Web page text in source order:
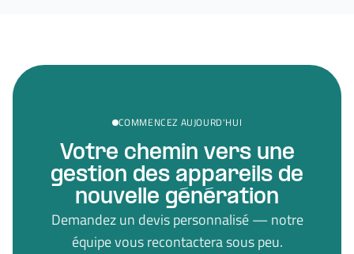
COMMENCEZ AUJOURD'HUI
Votre chemin vers une
gestion des appareils de
nouvelle génération
Demandez un devis personnalisé — notre
équipe vous recontactera sous peu.